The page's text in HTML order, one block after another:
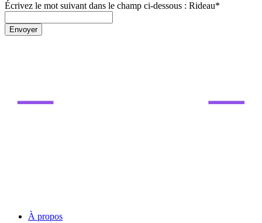
Écrivez le mot suivant dans le champ ci-dessous : Rideau*
Envoyer
À propos